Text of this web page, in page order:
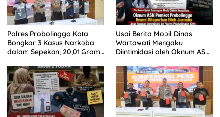
Polres Probolinggo Kota
Bongkar 3 Kasus Narkoba
dalam Sepekan, 20,01 Gram
Usai Berita Mobil Dinas,
Wartawati Mengaku
Diintimidasi oleh Oknum ASN
Tempuh Jalur Hukum